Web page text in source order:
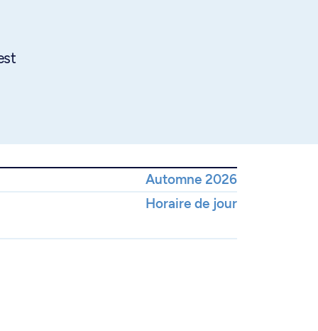
Automne 2026
Horaire de jour